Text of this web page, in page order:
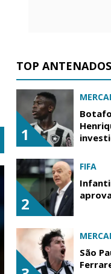
TOP
1
2
FIFA
São